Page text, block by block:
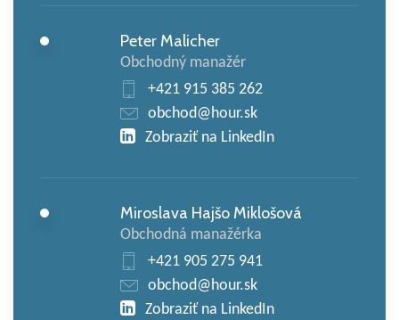
Peter Malicher
Obchodný manažér
+421 915 385 262
obchod@hour.sk
Zobraziť na LinkedIn
Miroslava Hajšo Miklošová
Obchodná manažérka
+421 905 275 941
obchod@hour.sk
Zobraziť na LinkedIn